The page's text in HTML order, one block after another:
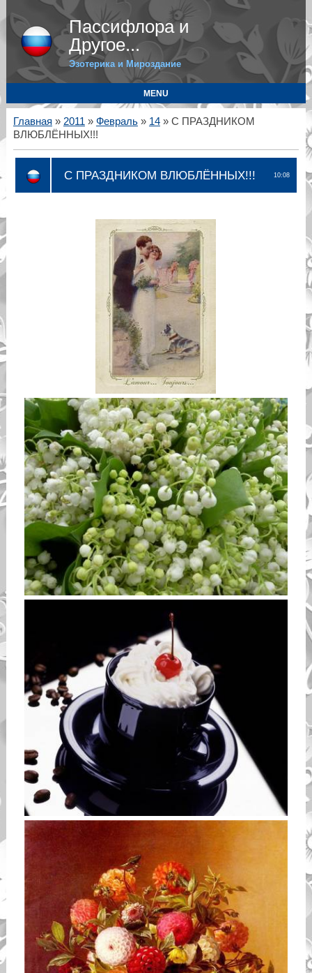
Пассифлора и
Другое...
Эзотерика и Мироздание
MENU
Главная » 2011 » Февраль » 14» С ПРАЗДНИКОМ
ВЛЮБЛЁННЫХ!!!
10:08
С ПРАЗДНИКОМ ВЛЮБЛЁННЫХ!!!